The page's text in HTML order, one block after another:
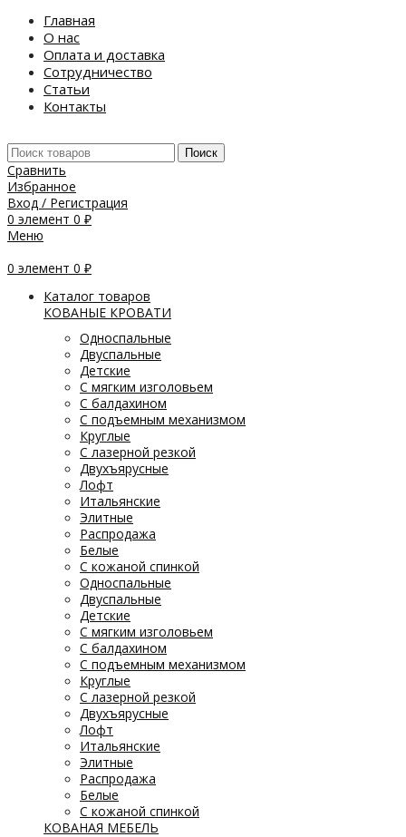
Главная
О нас
Оплата и доставка
Сотрудничество
Статьи
Контакты
Поиск
Сравнить
Избранное
Вход / Регистрация
0 элемент 0 ₽
Меню
0 элемент 0 ₽
Каталог товаров
КОВАНЫЕ КРОВАТИ
Односпальные
Двуспальные
Детские
С мягким изголовьем
С балдахином
С подъемным механизмом
Круглые
С лазерной резкой
Двухъярусные
Лофт
Итальянские
Элитные
Распродажа
Белые
С кожаной спинкой
Односпальные
Двуспальные
Детские
С мягким изголовьем
С балдахином
С подъемным механизмом
Круглые
С лазерной резкой
Двухъярусные
Лофт
Итальянские
Элитные
Распродажа
Белые
С кожаной спинкой
КОВАНАЯ МЕБЕЛЬ